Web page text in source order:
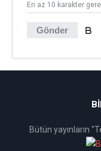
Gönder
En az 10 karakter
Bütün yayınların